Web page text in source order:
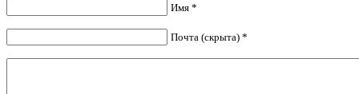
Имя *
Почта (скрыта) *